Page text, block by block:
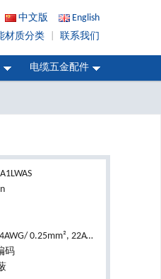
中文版
English
材质分类 联系我们
电缆五金配件
24AWG/ 0.25mm², 22AWG/ 0.34mm², 20AWG/ 0.5mm²
码